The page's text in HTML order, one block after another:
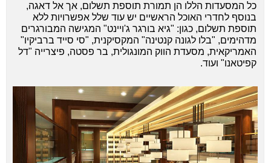
כל המסעדות הללו הן תמורת תוספת תשלום, אך אל דאגה,
בנוסף לחדרי האוכל הראשיים יש עוד שלל אפשרויות ללא
תוספת תשלום, כגון: "גיא בורגר ג'ויינט" המגישה המבורגרים
מדהימים, "בלו לגונה קנטינה" המקסיקנית, "סי סייד ברביקיו"
האמריקאית, מסעדת הווק המונגולית, בר פסטה, פיצרייה "דל
קפיטאנו" ועוד.